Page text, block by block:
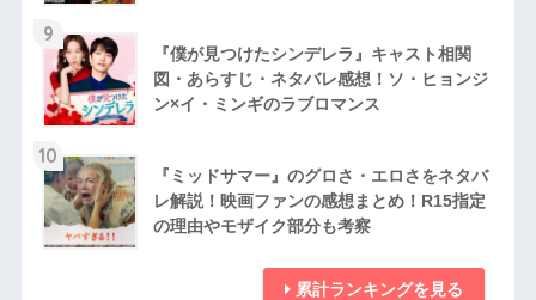
9
『僕が見つけたシンデレラ』キャスト相関
図・あらすじ・ネタバレ感想！ソ・ヒョンジ
ン×イ・ミンギのラブロマンス
10
『ミッドサマー』のグロさ・エロさをネタバ
レ解説！映画ファンの感想まとめ！R15指定
の理由やモザイク部分も考察
累計ランキングを見る